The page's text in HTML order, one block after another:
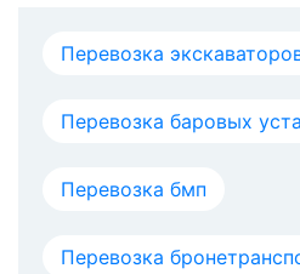
Перевозка
Перевозка баровых
Перевозка бмп
Перевозка